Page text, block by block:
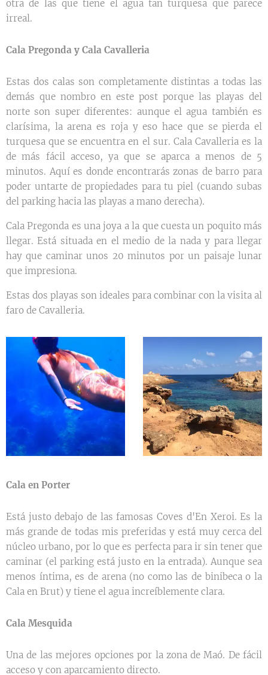
otra de las que tiene el agua tan turquesa que parece
irreal.
Cala Pregonda y Cala Cavalleria
Estas dos calas son completamente distintas a todas las
demás que nombro en este post porque las playas del
norte son super diferentes: aunque el agua también es
clarísima, la arena es roja y eso hace que se pierda el
turquesa que se encuentra en el sur. Cala Cavalleria es la
de más fácil acceso, ya que se aparca a menos de 5
minutos. Aquí es donde encontrarás zonas de barro para
poder untarte de propiedades para tu piel (cuando subas
del parking hacia las playas a mano derecha).
Cala Pregonda es una joya a la que cuesta un poquito más
llegar. Está situada en el medio de la nada y para llegar
hay que caminar unos 20 minutos por un paisaje lunar
que impresiona.
Estas dos playas son ideales para combinar con la visita al
faro de Cavalleria.
Cala en Porter
Está justo debajo de las famosas Coves d'En Xeroi. Es la
más grande de todas mis preferidas y está muy cerca del
núcleo urbano, por lo que es perfecta para ir sin tener que
caminar (el parking está justo en la entrada). Aunque sea
menos íntima, es de arena (no como las de binibeca o la
Cala en Brut) y tiene el agua increíblemente clara.
Cala Mesquida
Una de las mejores opciones por la zona de Maó. De fácil
acceso y con aparcamiento directo.